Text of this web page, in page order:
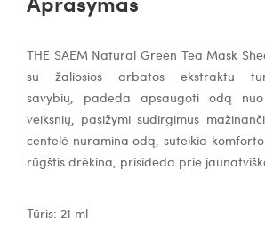
THE SAEM Natural Green Tea Mask
su žaliosios arbatos ekstraktu
savybių, padeda apsaugoti odą
veiksnių , pasižymi sudirgimus
centelė nuramina odą, suteikia
rūgštis drėkina, prisideda prie
Tūris: 21 ml